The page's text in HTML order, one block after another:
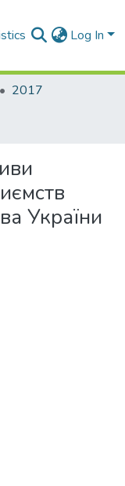
Log In
2017
України